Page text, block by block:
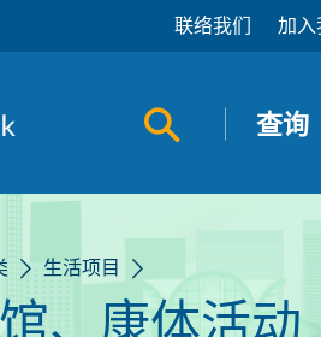
联络我们 加
开启搜寻面
查询
生活项目
、康体活动